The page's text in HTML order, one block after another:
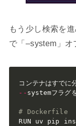
もう少し検索を進
で「–system」オ
- - systemフラグ
# Dockerfile
RUN uv pip